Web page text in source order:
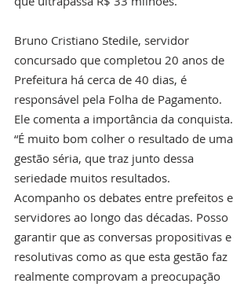
Bruno Cristiano Stedile, servidor
concursado que completou 20 anos de
Prefeitura há cerca de 40 dias, é
responsável pela Folha de Pagamento.
Ele comenta a importância da conquista.
“É muito bom colher o resultado de uma
gestão séria, que traz junto dessa
seriedade muitos resultados.
Acompanho os debates entre prefeitos e
servidores ao longo das décadas. Posso
garantir que as conversas propositivas e
resolutivas como as que esta gestão faz
realmente comprovam a preocupação